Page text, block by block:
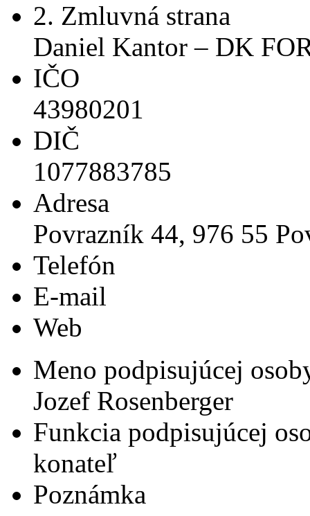
2. Zmluvná strana
Daniel Kantor – DK
IČO
43980201
DIČ
1077883785
Adresa
Povrazník 44, 976 55
Telefón
E-mail
Web
Meno podpisujúcej
Jozef Rosenberger
Funkcia podpisujúcej
konateľ
Poznámka